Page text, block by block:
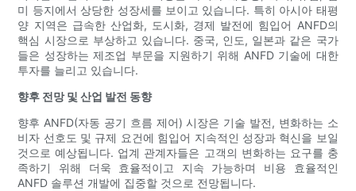
미 등지에서 상당한 성장세를 보이고 있습니다. 특히 아시아 태평
양 지역은 급속한 산업화, 도시화, 경제 발전에 힘입어 ANFD의
핵심 시장으로 부상하고 있습니다. 중국, 인도, 일본과 같은 국가
들은 성장하는 제조업 부문을 지원하기 위해 ANFD 기술에 대한
투자를 늘리고 있습니다.
향후 전망 및 산업 발전 동향
향후 ANFD(자동 공기 흐름 제어) 시장은 기술 발전, 변화하는 소
비자 선호도 및 규제 요건에 힘입어 지속적인 성장과 혁신을 보일
것으로 예상됩니다. 업계 관계자들은 고객의 변화하는 요구를 충
족하기 위해 더욱 효율적이고 지속 가능하며 비용 효율적인
ANFD 솔루션 개발에 집중할 것으로 전망됩니다.